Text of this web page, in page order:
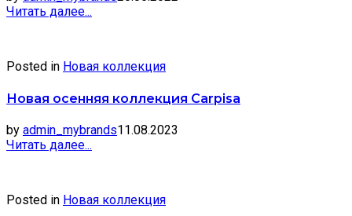
Читать далее...
Posted in Новая коллекция
Новая осенняя коллекция Carpisa
by admin_mybrands11.08.2023
Читать далее...
Posted in Новая коллекция